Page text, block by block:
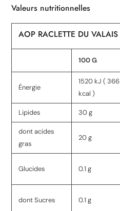
Valeurs nutritionnelles
AOP RACLETTE DU VALAIS
100 G
Énergie
1520 kJ ( 366
kcal )
Lipides 30 g
dont acides
gras
20 g
Glucides 0.1 g
dont Sucres 0.1 g